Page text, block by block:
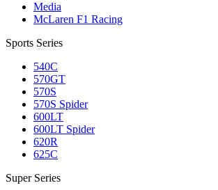
Media
McLaren F1 Racing
Sports Series
540C
570GT
570S
570S Spider
600LT
600LT Spider
620R
625C
Super Series